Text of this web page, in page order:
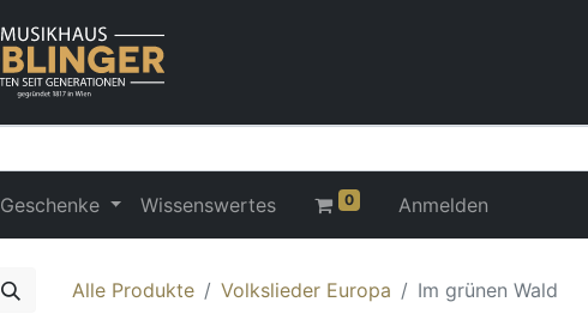
Geschenke Wissenswertes 0 Anmelden
Alle Produkte Volkslieder Europa Im grünen Wald